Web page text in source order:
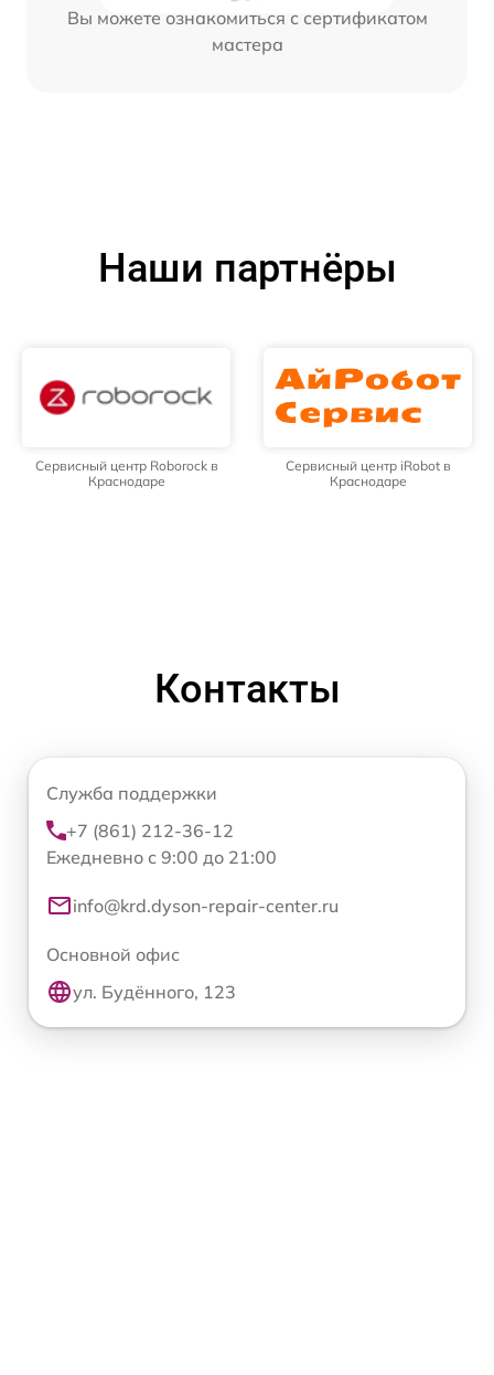
Вы можете ознакомиться с сертификатом
мастера
Наши партнёры
Сервисный центр Roborock в
Краснодаре
Сервисный центр iRobot в
Краснодаре
Контакты
Служба поддержки
+7 (861) 212-36-12
Ежедневно с 9:00 до 21:00
info@krd.dyson-repair-center.ru
Основной офис
ул. Будённого, 123